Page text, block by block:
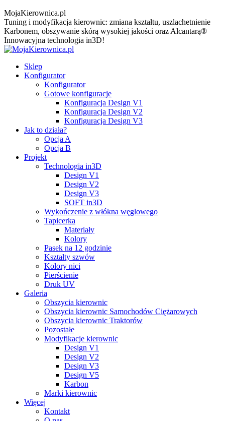
MojaKierownica.pl
Tuning i modyfikacja kierownic: zmiana kształtu, uszlachetnienie
Karbonem, obszywanie skórą wysokiej jakości oraz Alcantarą®
Innowacyjna technologia in3D!
Sklep
Konfigurator
Konfigurator
Gotowe konfiguracje
Konfiguracja Design V1
Konfiguracja Design V2
Konfiguracja Design V3
Jak to działa?
Opcja A
Opcja B
Projekt
Technologia in3D
Design V1
Design V2
Design V3
SOFT in3D
Wykończenie z włókna węglowego
Tapicerka
Materiały
Kolory
Pasek na 12 godzinie
Kształty szwów
Kolory nici
Pierścienie
Druk UV
Galeria
Obszycia kierownic
Obszycia kierownic Samochodów Ciężarowych
Obszycia kierownic Traktorów
Pozostałe
Modyfikacje kierownic
Design V1
Design V2
Design V3
Design V5
Karbon
Marki kierownic
Więcej
Kontakt